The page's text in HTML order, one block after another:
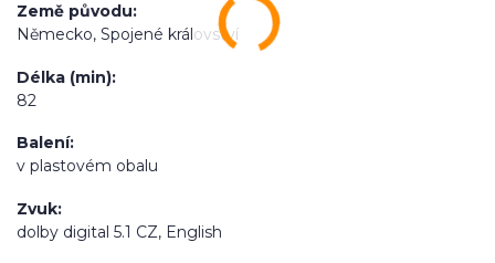
Země původu
Německo, Spojené království
Délka (min)
82
Balení
v plastovém obalu
Zvuk
dolby digital 5.1 CZ, English